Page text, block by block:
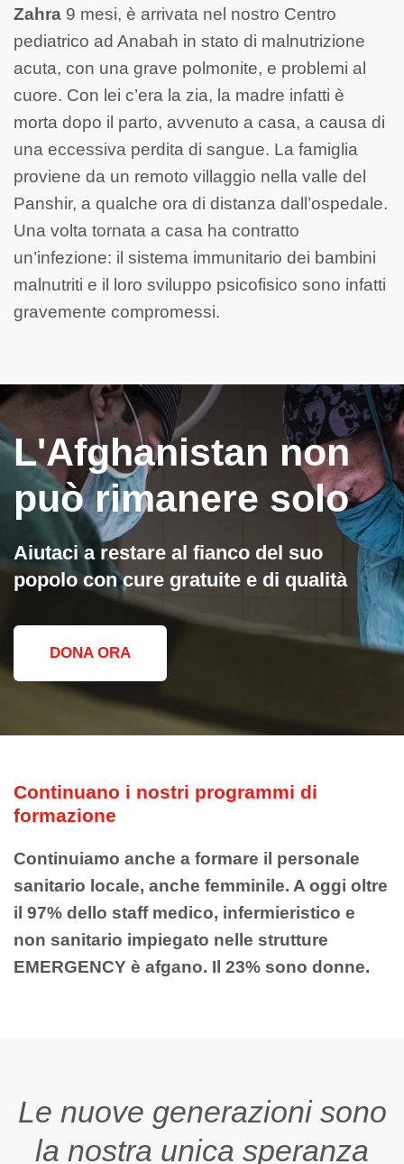
Zahra 9 mesi, è arrivata nel nostro Centro
pediatrico ad Anabah in stato di malnutrizione
acuta, con una grave polmonite, e problemi al
cuore. Con lei c’era la zia, la madre infatti è
morta dopo il parto, avvenuto a casa, a causa di
una eccessiva perdita di sangue. La famiglia
proviene da un remoto villaggio nella valle del
Panshir, a qualche ora di distanza dall’ospedale.
Una volta tornata a casa ha contratto
un’infezione: il sistema immunitario dei bambini
malnutriti e il loro sviluppo psicofisico sono infatti
gravemente compromessi.
L'Afghanistan non
può rimanere solo
Aiutaci a restare al fianco del suo
popolo con cure gratuite e di qualità
DONA ORA
Continuano i nostri programmi di
formazione
Continuiamo anche a formare il personale
sanitario locale, anche femminile. A oggi oltre
il 97% dello staff medico, infermieristico e
non sanitario impiegato nelle strutture
EMERGENCY è afgano. Il 23% sono donne.
Le nuove generazioni sono
la nostra unica speranza